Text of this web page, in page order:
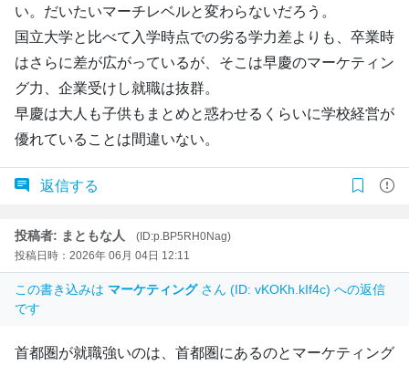
い。だいたいマーチレベルと変わらないだろう。
国立大学と比べて入学時点での劣る学力差よりも、卒業時
はさらに差が広がっているが、そこは早慶のマーケティン
グ力、企業受けし就職は抜群。
早慶は大人も子供もまとめと惑わせるくらいに学校経営が
優れていることは間違いない。
返信する
投稿者: まともな人
(ID:p.BP5RH0Nag)
投稿日時：2026年 06月 04日 12:11
この書き込みは マーケティング さん (ID: vKOKh.kIf4c) への返信
です
首都圏が就職強いのは、首都圏にあるのとマーケティング